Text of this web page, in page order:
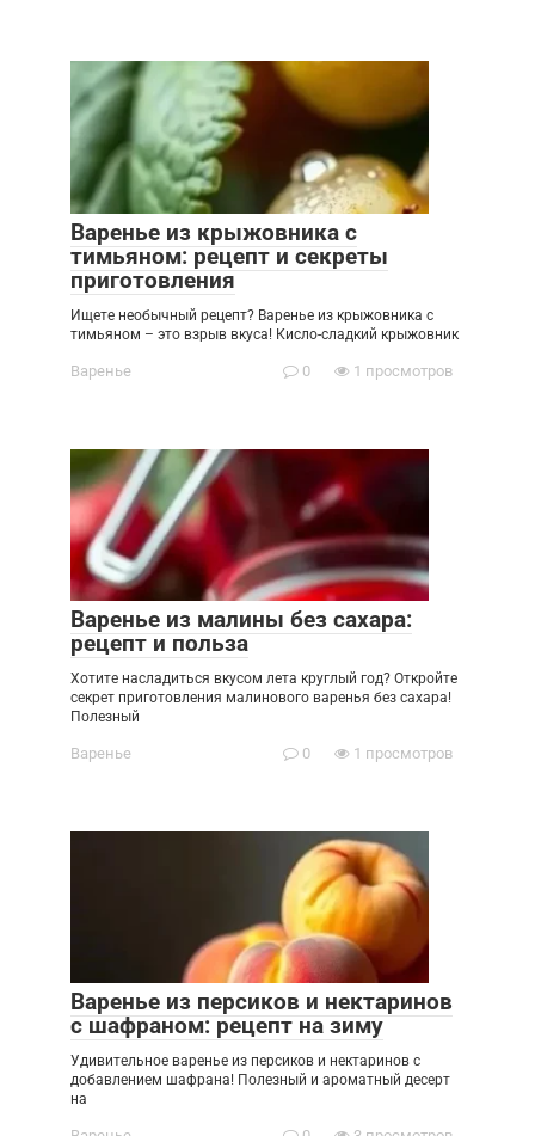
Варенье из крыжовника с
тимьяном: рецепт и секреты
приготовления
Ищете необычный рецепт? Варенье из крыжовника с
тимьяном – это взрыв вкуса! Кисло-сладкий крыжовник
Варенье 0 1 просмотров
Варенье из малины без сахара:
рецепт и польза
Хотите насладиться вкусом лета круглый год? Откройте
секрет приготовления малинового варенья без сахара!
Полезный
Варенье 0 1 просмотров
Варенье из персиков и нектаринов
с шафраном: рецепт на зиму
Удивительное варенье из персиков и нектаринов с
добавлением шафрана! Полезный и ароматный десерт
на